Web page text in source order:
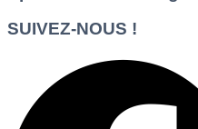
SUIVEZ-NOUS !